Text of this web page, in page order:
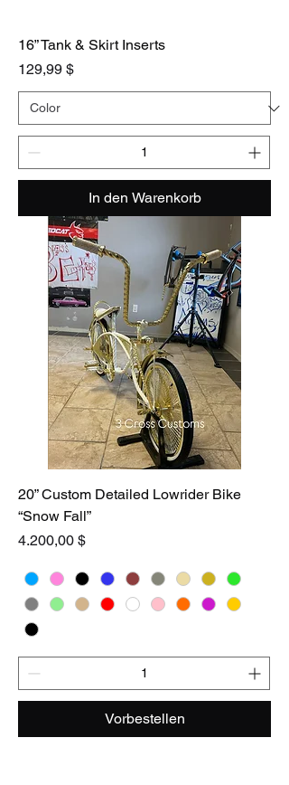
16” Tank & Skirt Inserts
Preis
129,99 $
In den Warenkorb
20” Custom Detailed Lowrider Bike
“Snow Fall”
Preis
4.200,00 $
Vorbestellen